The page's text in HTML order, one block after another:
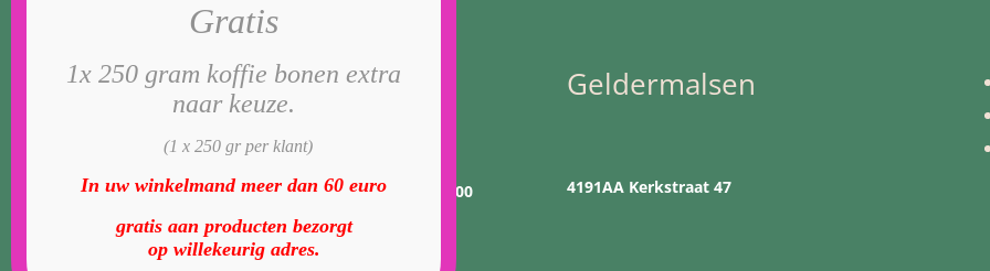
Openingstijden
Van dinsdag t/m zaterdag 10.00 t/tm 17.00
Geldermalsen
4191AA Kerkstraat 47
Gratis
1x 250 gram koffie bonen extra
naar keuze.
(1 x 250 gr per klant)
In uw winkelmand meer dan 60 euro
gratis aan producten bezorgt
op willekeurig adres.